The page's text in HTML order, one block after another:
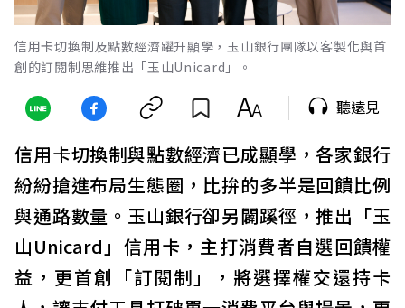
信用卡切換制及點數經濟躍升顯學，玉山銀行團隊以客製化與首
創的訂閱制思維推出「玉山Unicard」。
聽遠見
信用卡切換制與點數經濟已成顯學，各家銀行
紛紛搶進布局生態圈，比拚的多半是回饋比例
與通路數量。玉山銀行卻另闢蹊徑，推出「玉
山Unicard」信用卡，主打消費者自選回饋權
益，更首創「訂閱制」，將選擇權交還持卡